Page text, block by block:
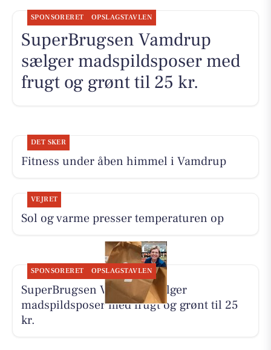
SPONSORERET OPSLAGSTAVLEN
SuperBrugsen Vamdrup
sælger madspildsposer med
frugt og grønt til 25 kr.
DET SKER
Fitness under åben himmel i Vamdrup
VEJRET
Sol og varme presser temperaturen op
SPONSORERET OPSLAGSTAVLEN
SuperBrugsen Vamdrup sælger
madspildsposer med frugt og grønt til 25
kr.